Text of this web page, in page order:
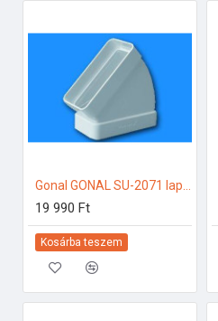
19 990 Ft
Kosárba teszem